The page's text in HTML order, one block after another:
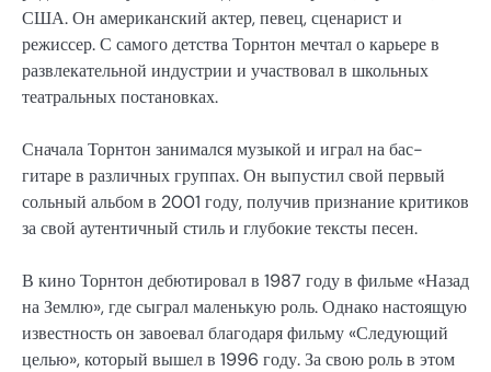
США. Он американский актер, певец, сценарист и
режиссер. С самого детства Торнтон мечтал о карьере в
развлекательной индустрии и участвовал в школьных
театральных постановках.
Сначала Торнтон занимался музыкой и играл на бас-
гитаре в различных группах. Он выпустил свой первый
сольный альбом в 2001 году, получив признание критиков
за свой аутентичный стиль и глубокие тексты песен.
В кино Торнтон дебютировал в 1987 году в фильме «Назад
на Землю», где сыграл маленькую роль. Однако настоящую
известность он завоевал благодаря фильму «Следующий
целью», который вышел в 1996 году. За свою роль в этом